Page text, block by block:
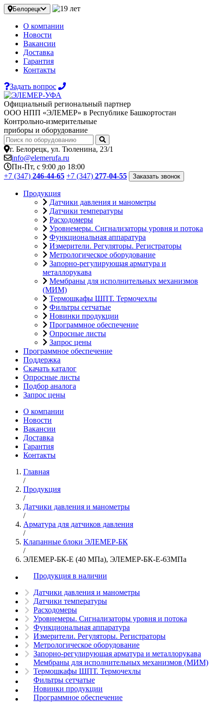
Белорецк
О компании
Новости
Вакансии
Доставка
Гарантия
Контакты
Задать вопрос
Официальный региональный партнер
ООО НПП «ЭЛЕМЕР» в Республике Башкортостан
Контрольно-измерительные
приборы и оборудование
г. Белорецк, ул. Тюленина, 23/1
info@elemerufa.ru
Пн-Пт, с 9:00 до 18:00
+7 (347) 246-44-65 +7 (347) 277-04-55 Заказать звонок
Продукция
Датчики давления и манометры
Датчики температуры
Расходомеры
Уровнемеры. Сигнализаторы уровня и потока
Функциональная аппаратура
Измерители. Регуляторы. Регистраторы
Метрологическое оборудование
Запорно-регулирующая арматура и
металлорукава
Мембраны для исполнительных механизмов
(МИМ)
Термошкафы ШПТ. Термочехлы
Фильтры сетчатые
Новинки продукции
Программное обеспечение
Опросные листы
Запрос цены
Программное обеспечение
Поддержка
Скачать каталог
Опросные листы
Подбор аналога
Запрос цены
О компании
Новости
Вакансии
Доставка
Гарантия
Контакты
Главная
/
Продукция
/
Датчики давления и манометры
/
Арматура для датчиков давления
/
Клапанные блоки ЭЛЕМЕР-БК
/
ЭЛЕМЕР-БК-Е (40 МПа), ЭЛЕМЕР-БК-Е-63МПа
Продукция в наличии
Датчики давления и манометры
Датчики температуры
Расходомеры
Уровнемеры. Сигнализаторы уровня и потока
Функциональная аппаратура
Измерители. Регуляторы. Регистраторы
Метрологическое оборудование
Запорно-регулирующая арматура и металлорукава
Мембраны для исполнительных механизмов (МИМ)
Термошкафы ШПТ. Термочехлы
Фильтры сетчатые
Новинки продукции
Программное обеспечение